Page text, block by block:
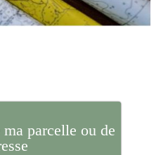
parcelle ou de